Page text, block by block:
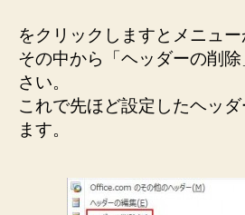
をクリックしますとメニュー
その中から「ヘッダーの削
さい。
これで先ほど設定したヘッダ
ます。